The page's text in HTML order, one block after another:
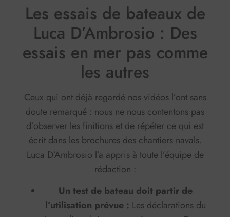
Les essais de bateaux de
Luca D’Ambrosio : Des
essais en mer pas comme
les autres
Ceux qui ont déjà regardé nos vidéos l’ont sans
doute remarqué : nous ne nous contentons pas
d’observer les finitions et de répéter ce qui est
écrit dans les brochures des chantiers navals.
Luca D’Ambrosio l’a appris à toute l’équipe de
rédaction :
Un test de bateau doit partir de
l’utilisation prévue : Les déclarations du